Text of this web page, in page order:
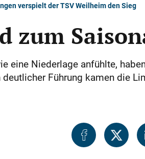
verspielt der TSV Weilheim den Sieg
zum
eine Niederlage anfühlte,
Führung kamen die